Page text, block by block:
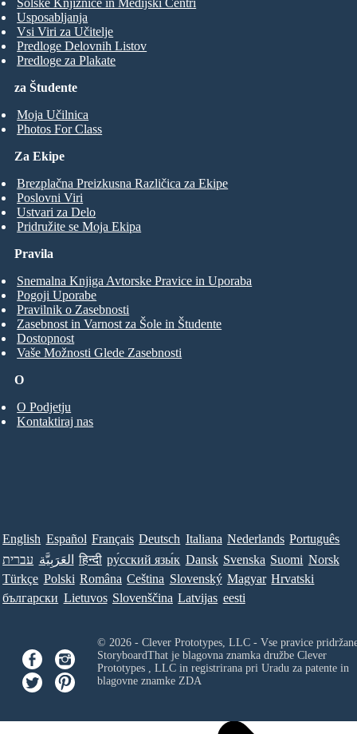
za Študente
Moja Učilnica
Photos For Class
Šolske Knjižnice in Medijski Centri
Usposabljanja
Vsi Viri za Učitelje
Predloge Delovnih Listov
Predloge za Plakate
Za Ekipe
Brezplačna Preizkusna Različica za Ekipe
Poslovni Viri
Ustvari za Delo
Pridružite se Moja Ekipa
O
O Podjetju
Kontaktiraj nas
Pravila
Snemalna Knjiga Avtorske Pravice in Uporaba
Pogoji Uporabe
Pravilnik o Zasebnosti
Zasebnost in Varnost za Šole in Študente
Dostopnost
Vaše Možnosti Glede Zasebnosti
English Español Français Deutsch Italiana Nederlands Português
עברית العَرَبِيَّة हिन्दी ру́сский язы́к Dansk Svenska Suomi Norsk
Türkçe Polski Româna Ceština Slovenský Magyar Hrvatski
български Lietuvos Slovenščina Latvijas eesti
© 2026 - Clever Prototypes, LLC - Vse pravice
StoryboardThat je blagovna znamka družbe Clever
Prototypes , LLCin registrirana pri Uradu za patente in
blagovne znamke ZDA